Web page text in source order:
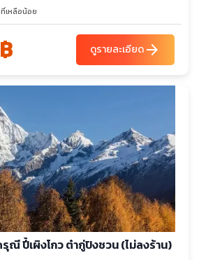
ที่เหลือน้อย
ดูรายละเอียดarrow_forward
ณี ปี้เผิงโกว ต๋ากู่ปิงชวน (ไม่ลงร้าน)